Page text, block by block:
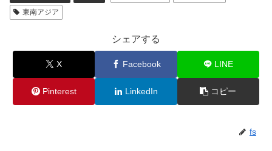
東南アジア
シェアする
X Facebook LINE
Pinterest LinkedIn コピー
fs